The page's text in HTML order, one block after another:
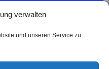
verwalten
und unseren Service zu